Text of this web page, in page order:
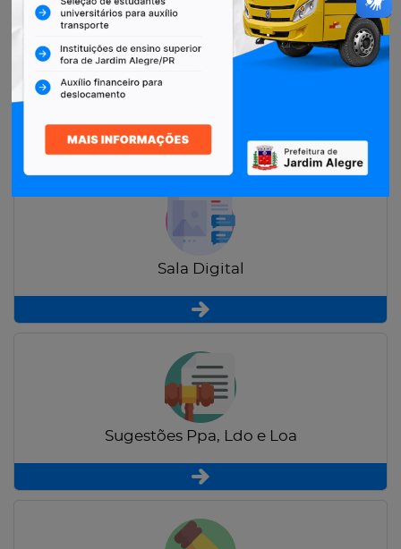
Restituição de Contribuintes
Sala Digital
Sugestões Ppa, Ldo e Loa